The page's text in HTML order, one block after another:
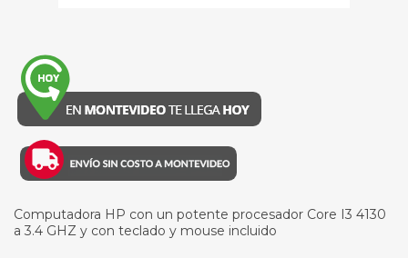
Computadora HP con un potente procesador Core I3 4130
a 3.4 GHZ y con teclado y mouse incluido